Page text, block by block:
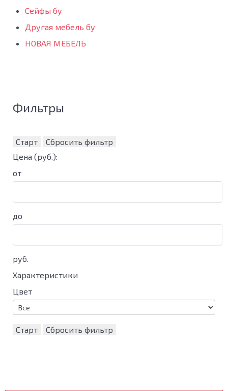
Сейфы бу
Другая мебель бу
НОВАЯ МЕБЕЛЬ
Фильтры
Старт
Сбросить фильтр
Цена (руб.):
от
до
руб.
Характеристики
Цвет
Старт Сбросить фильтр